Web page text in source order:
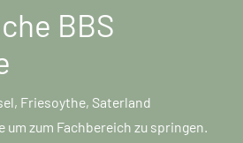
BBS
Friesoythe, Saterland
um zum Fachbereich zu springen.